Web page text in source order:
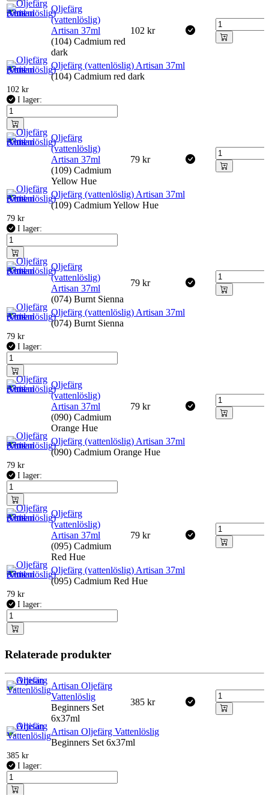
Oljefärg
(vattenlöslig)
Artisan 37ml
(104) Cadmium red
dark
102 kr
Oljefärg (vattenlöslig) Artisan 37ml
(104) Cadmium red dark
102 kr
I lager:
Oljefärg
(vattenlöslig)
Artisan 37ml
(109) Cadmium
Yellow Hue
79 kr
Oljefärg (vattenlöslig) Artisan 37ml
(109) Cadmium Yellow Hue
79 kr
I lager:
Oljefärg
(vattenlöslig)
Artisan 37ml
(074) Burnt Sienna
79 kr
Oljefärg (vattenlöslig) Artisan 37ml
(074) Burnt Sienna
79 kr
I lager:
Oljefärg
(vattenlöslig)
Artisan 37ml
(090) Cadmium
Orange Hue
79 kr
Oljefärg (vattenlöslig) Artisan 37ml
(090) Cadmium Orange Hue
79 kr
I lager:
Oljefärg
(vattenlöslig)
Artisan 37ml
(095) Cadmium
Red Hue
79 kr
Oljefärg (vattenlöslig) Artisan 37ml
(095) Cadmium Red Hue
79 kr
I lager:
Relaterade produkter
Artisan Oljefärg
Vattenlöslig
Beginners Set
6x37ml
385 kr
Artisan Oljefärg Vattenlöslig
Beginners Set 6x37ml
385 kr
I lager: